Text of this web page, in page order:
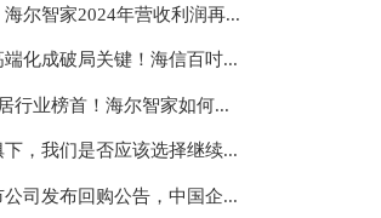
尔智家2024年营收利润再...
端化成破局关键！海信百吋...
行业榜首！海尔智家如何...
，我们是否应该选择继续...
公司发布回购公告，中国企...